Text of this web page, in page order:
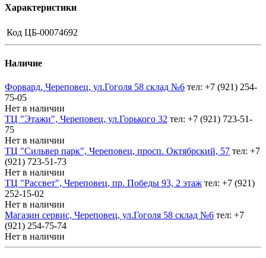
Характеристики
Код ЦБ-00074692
Наличие
Форвард, Череповец, ул.Гоголя 58 склад №6 тел: +7 (921) 254-
75-05
Нет в наличии
ТЦ "Этажи", Череповец, ул.Горького 32 тел: +7 (921) 723-51-
75
Нет в наличии
ТЦ "Сильвер парк", Череповец, просп. Октябрский, 57 тел: +7
(921) 723-51-73
Нет в наличии
ТЦ "Рассвет", Череповец, пр. Победы 93, 2 этаж тел: +7 (921)
252-15-02
Нет в наличии
Магазин сервис, Череповец, ул.Гоголя 58 склад №6 тел: +7
(921) 254-75-74
Нет в наличии